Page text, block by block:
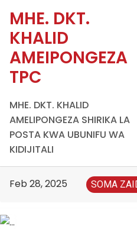
MHE. DKT.
KHALID
AMEIPONGEZA
TPC
MHE. DKT. KHALID
AMELIPONGEZA SHIRIKA LA
POSTA KWA UBUNIFU WA
KIDIJITALI
Feb 28, 2025 SOMA